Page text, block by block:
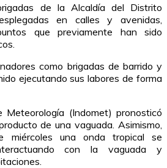
de la Alcaldía del Distrito
en calles y avenidas,
que previamente han sido
como brigadas de barrido y
ejecutando sus labores de forma
Meteorología (Indomet) pronosticó
de una vaguada. Asimismo,
miércoles una onda tropical se
con la vaguada y